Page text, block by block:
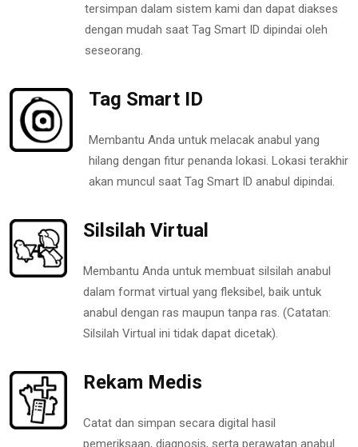
tersimpan dalam sistem kami dan dapat diakses
dengan mudah saat Tag Smart ID dipindai oleh
seseorang.
Tag Smart ID
Membantu Anda untuk melacak anabul yang
hilang dengan fitur penanda lokasi. Lokasi terakhir
akan muncul saat Tag Smart ID anabul dipindai.
Silsilah Virtual
Membantu Anda untuk membuat silsilah anabul
dalam format virtual yang fleksibel, baik untuk
anabul dengan ras maupun tanpa ras. (Catatan:
Silsilah Virtual ini tidak dapat dicetak).
Rekam Medis
Catat dan simpan secara digital hasil
pemeriksaan, diagnosis, serta perawatan anabul